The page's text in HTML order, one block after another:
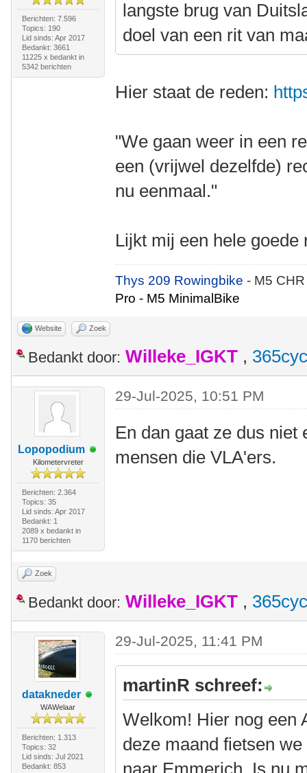
Berichten: 7.596
Topics: 190
Lid sinds: Apr 2017
Bedankt: 3661
11225 x bedankt in
5342 berichten
langste brug van
doel van een rit van
Hier staat de reden:
"We gaan weer in een
een (vrijwel dezelfde)
nu eenmaal."
Lijkt mij een hele
Thys 209 Rowingbike- M5
Pro - M5 MinimalBike
Website Zoek
Bedankt door: Willeke_IGKT ,
Lopopodium
Kilometervreter
Berichten: 2.364
Topics: 35
Lid sinds: Apr 2017
Bedankt: 1
2089 x bedankt in
1170 berichten
29-Jul-2025, 10:51 PM
En dan gaat ze dus niet
mensen die VLA'ers.
Zoek
Bedankt door: Willeke_IGKT ,
datakneder
WAWelaar
Berichten: 1.313
Topics: 32
Lid sinds: Jul 2021
Bedankt: 853
29-Jul-2025, 11:41 PM
martinR schreef:
Welkom! Hier nog een
deze maand fietsen